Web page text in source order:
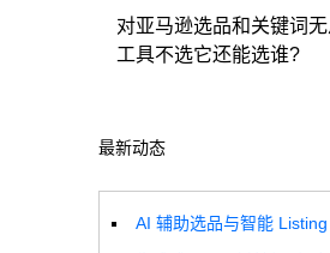
对亚马逊选品和关键词
工具不选它还能选谁?
最新动态